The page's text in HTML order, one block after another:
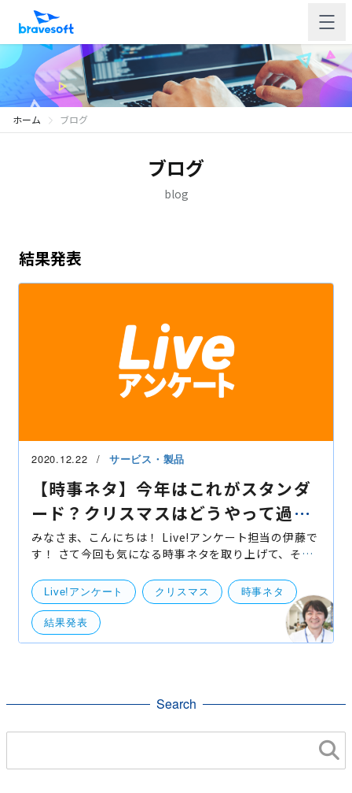
ホーム ブログ
ブログ
blog
結果発表
2020.12.22 サービス・製品
【時事ネタ】今年はこれがスタンダ
ード？クリスマスはどうやって過ご
す？アンケート結果発表！
みなさま、こんにちは！ Live!アンケート担当の伊藤で
す！ さて今回も気になる時事ネタを取り上げて、その
って過ごす？?? 先週、Twitterからこんな質問を出さ
Live!アンケート クリスマス 時事ネタ
結果発表
Search